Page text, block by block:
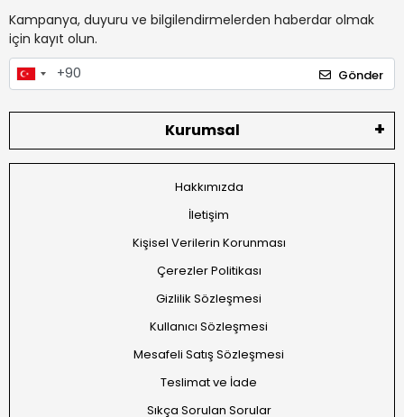
Kampanya, duyuru ve bilgilendirmelerden haberdar olmak
için kayıt olun.
Gönder
Kurumsal
Hakkımızda
İletişim
Kişisel Verilerin Korunması
Çerezler Politikası
Gizlilik Sözleşmesi
Kullanıcı Sözleşmesi
Mesafeli Satış Sözleşmesi
Teslimat ve İade
Sıkça Sorulan Sorular